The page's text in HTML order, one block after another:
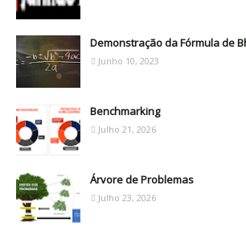
Demonstração da Fórmula de
Junho 10, 2023
Benchmarking
Julho 21, 2026
Árvore de Problemas
Julho 23, 2026